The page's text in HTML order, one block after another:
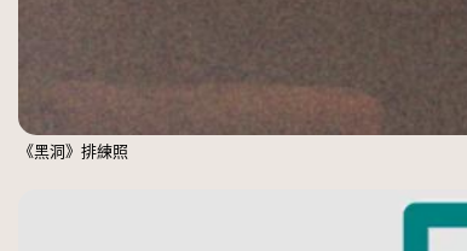
《黑洞》排練照